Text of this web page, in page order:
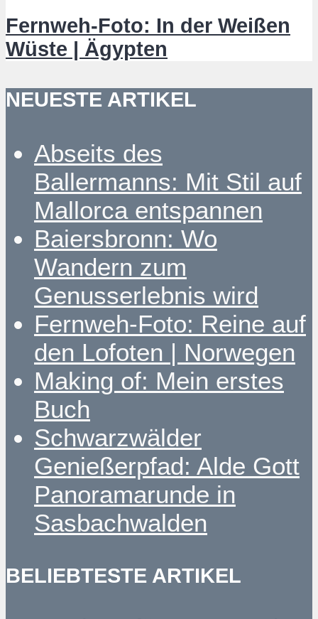
Fernweh-Foto: In der Weißen
Wüste | Ägypten
NEUESTE ARTIKEL
Abseits des
Ballermanns: Mit Stil auf
Mallorca entspannen
Baiersbronn: Wo
Wandern zum
Genusserlebnis wird
Fernweh-Foto: Reine auf
den Lofoten | Norwegen
Making of: Mein erstes
Buch
Schwarzwälder
Genießerpfad: Alde Gott
Panoramarunde in
Sasbachwalden
BELIEBTESTE ARTIKEL